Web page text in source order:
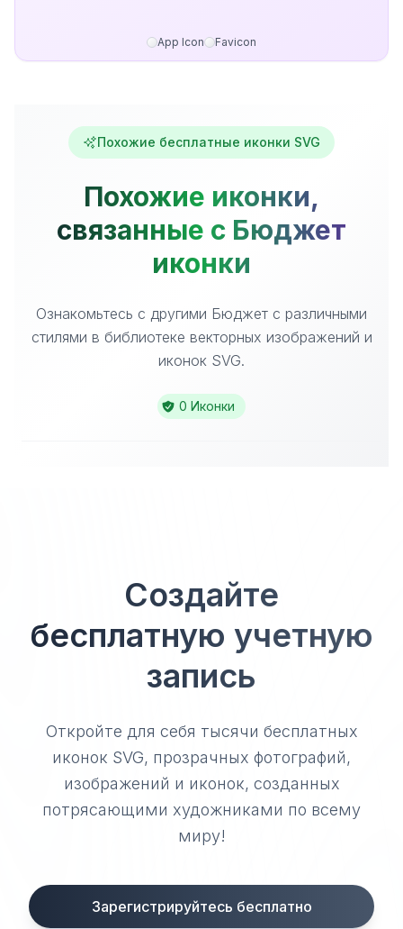
App Icon Favicon
Похожие бесплатные иконки SVG
Похожие иконки,
связанные с Бюджет
иконки
Ознакомьтесь с другими Бюджет с различными
стилями в библиотеке векторных изображений и
иконок SVG.
0 Иконки
Создайте
бесплатную учетную
запись
Откройте для себя тысячи бесплатных
иконок SVG, прозрачных фотографий,
изображений и иконок, созданных
потрясающими художниками по всему
миру!
Зарегистрируйтесь бесплатно